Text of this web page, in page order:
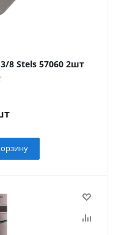
8 Stels 57060 2шт